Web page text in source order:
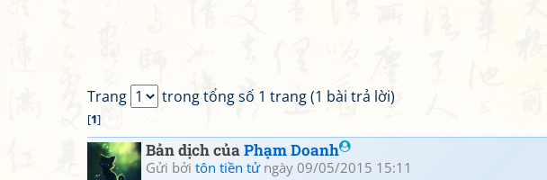
Trang trong tổng số 1 trang (1 bài trả lời)
[1]
Bản dịch củaPhạm Doanh
Gửi bởi tôn tiền tửngày 09/05/2015 15:11